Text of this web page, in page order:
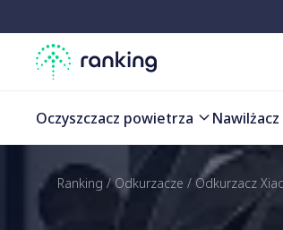
Oczyszczacz powietrza
Ranking /Odkurzacze / Odkurzacz